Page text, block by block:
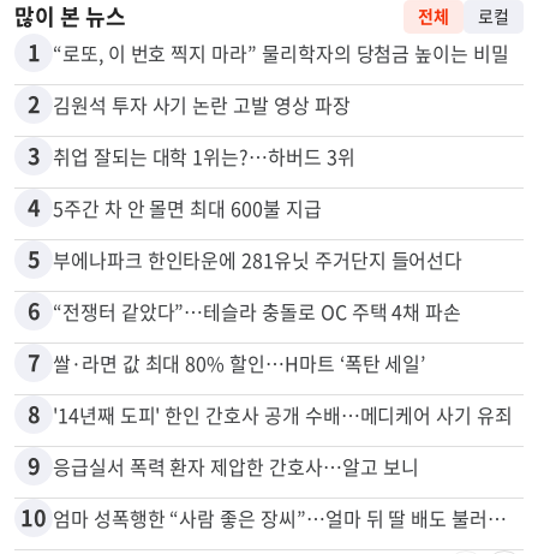
많이 본 뉴스
1 “로또, 이 번호 찍지 마라” 물리학자의 당첨금 높이는 비밀
2 김원석 투자 사기 논란 고발 영상 파장
3 취업 잘되는 대학 1위는?…하버드 3위
4 5주간 차 안 몰면 최대 600불 지급
5 부에나파크 한인타운에 281유닛 주거단지 들어선다
6 “전쟁터 같았다”…테슬라 충돌로 OC 주택 4채 파손
7 쌀·라면 값 최대 80% 할인…H마트 ‘폭탄 세일’
8 '14년째 도피' 한인 간호사 공개 수배…메디케어 사기 유죄
9 응급실서 폭력 환자 제압한 간호사…알고 보니